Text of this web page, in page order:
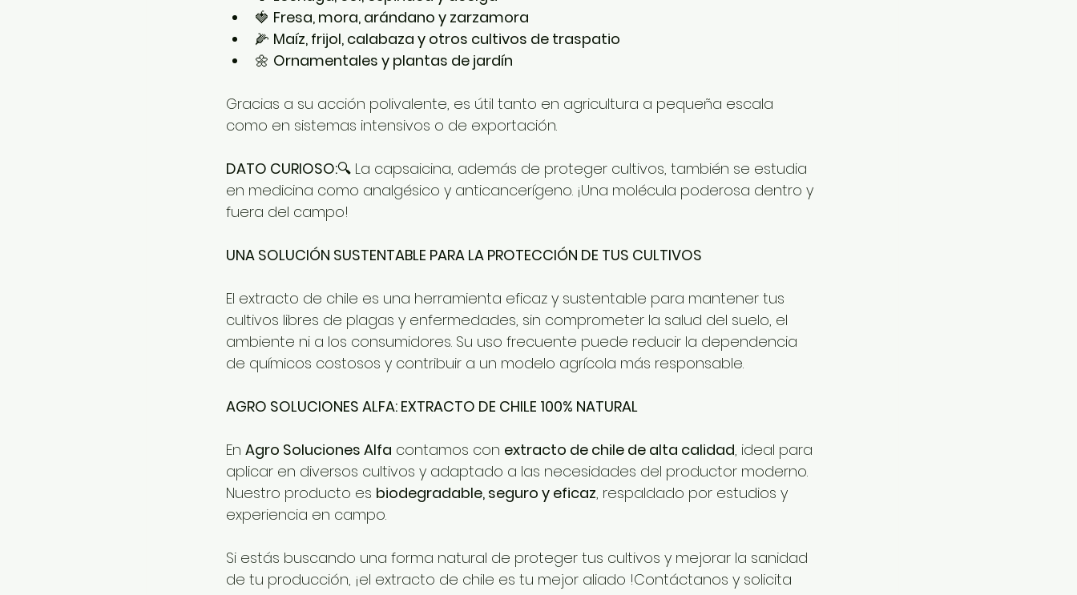
🍓 Fresa, mora, arándano y zarzamora
🌽 Maíz, frijol, calabaza y otros cultivos de traspatio
🌼 Ornamentales y plantas de jardín
Gracias a su acción polivalente, es útil tanto en agricultura a pequeña escala
como en sistemas intensivos o de exportación.
DATO CURIOSO:🔍 La capsaicina, además de proteger cultivos, también se estudia
en medicina como analgésico y anticancerígeno. ¡Una molécula poderosa dentro y
fuera del campo!
UNA SOLUCIÓN SUSTENTABLE PARA LA PROTECCIÓN DE TUS CULTIVOS
El extracto de chile es una herramienta eficaz y sustentable para mantener tus
cultivos libres de plagas y enfermedades, sin comprometer la salud del suelo, el
ambiente ni a los consumidores. Su uso frecuente puede reducir la dependencia
de químicos costosos y contribuir a un modelo agrícola más responsable.
AGRO SOLUCIONES ALFA: EXTRACTO DE CHILE 100% NATURAL
En Agro Soluciones Alfa contamos con extracto de chile de alta calidad, ideal para
aplicar en diversos cultivos y adaptado a las necesidades del productor moderno.
Nuestro producto es biodegradable, seguro y eficaz, respaldado por estudios y
experiencia en campo.
Si estás buscando una forma natural de proteger tus cultivos y mejorar la sanidad
de tu producción, ¡el extracto de chile es tu mejor aliado !Contáctanos y solicita